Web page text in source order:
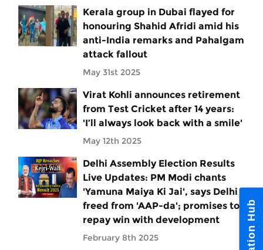
Kerala group in Dubai flayed for
honouring Shahid Afridi amid his
anti-India remarks and Pahalgam
attack fallout
May 31st 2025
Virat Kohli announces retirement
from Test Cricket after 14 years:
'I’ll always look back with a smile'
May 12th 2025
Delhi Assembly Election Results
Live Updates: PM Modi chants
'Yamuna Maiya Ki Jai', says Delhi
freed from 'AAP-da'; promises to
repay win with development
February 8th 2025